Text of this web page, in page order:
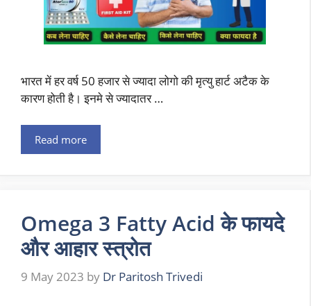
भारत में हर वर्ष 50 हजार से ज्यादा लोगो की मृत्यु हार्ट अटैक के
कारण होती है। इनमे से ज्यादातर …
Read more
Omega 3 Fatty Acid के फायदे
और आहार स्त्रोत
9 May 2023 by Dr Paritosh Trivedi